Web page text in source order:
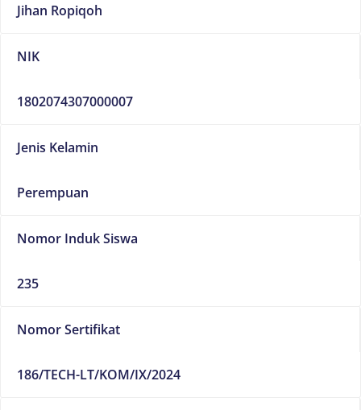
Jihan Ropiqoh
NIK
1802074307000007
Jenis Kelamin
Perempuan
Nomor Induk Siswa
235
Nomor Sertifikat
186/TECH-LT/KOM/IX/2024